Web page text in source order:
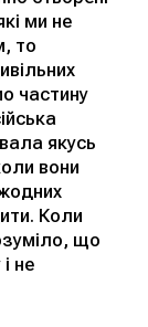
ми не
то
частину
якусь
вони
Коли
що
не